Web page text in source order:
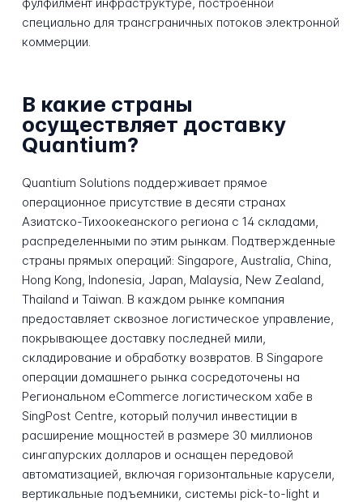
специально для трансграничных потоков электронной
коммерции.
В какие страны
осуществляет доставку
Quantium?
Quantium Solutions поддерживает прямое
операционное присутствие в десяти странах
Азиатско-Тихоокеанского региона с 14 складами,
распределенными по этим рынкам. Подтвержденные
страны прямых операций: Singapore, Australia, China,
Hong Kong, Indonesia, Japan, Malaysia, New Zealand,
Thailand и Taiwan. В каждом рынке компания
предоставляет сквозное логистическое управление,
покрывающее доставку последней мили,
складирование и обработку возвратов. В Singapore
операции домашнего рынка сосредоточены на
Региональном eCommerce логистическом хабе в
SingPost Centre, который получил инвестиции в
расширение мощностей в размере 30 миллионов
сингапурских долларов и оснащен передовой
автоматизацией, включая горизонтальные карусели,
вертикальные подъемники, системы pick-to-light и